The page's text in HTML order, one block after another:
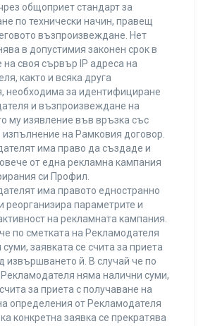
общоприет стандарт за
по технически начин, правещ
възпроизвеждане. Нет
в допустимия законен срок в
своя сървър IP адреса на
както и всяка друга
необходима за идентифициране
и възпроизвеждане на
му изявление във връзка със
на Рамковия договор.
има право да създаде и
от една рекламна кампания
си Профил.
има правото едностранно
реорганизира параметрите и
на рекламната кампания.
по сметката на Рекламодателя
заявката се счита за приета
извършването й. В случай че по
няма налични суми,
за приета с получаване на
определения от Рекламодателя
конкретна заявка се прекратява